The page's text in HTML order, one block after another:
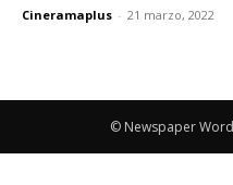
Cineramaplus - 21 marzo, 2022
© Newspaper